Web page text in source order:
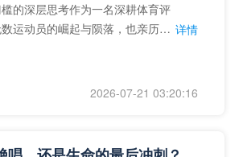
的深层思考作为一名深耕体育评
运动员的崛起与陨落，也亲历了 详情
2026-07-21 03:20:16